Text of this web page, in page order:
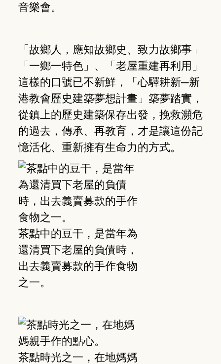
音樂會。
「故鄉人，應知故鄉史、致力故鄉事」
「一鄉一特色」、「老屋重建再利用」
這樣的口號已不新鮮，「心驛耕新─新
港教會歷史建築夢想計畫」築夢踏實，
從鎮上的歷史建築保存出發，挽救瀕危
的過去，傳承、再教育，才是讓這份記
憶活化、重新擁有生命力的方式。
茶點中的豆干，是當年為
還清買下老屋的負債時，
出去義賣募款的手作食物
之一。
茶點時光之一，在地媽媽